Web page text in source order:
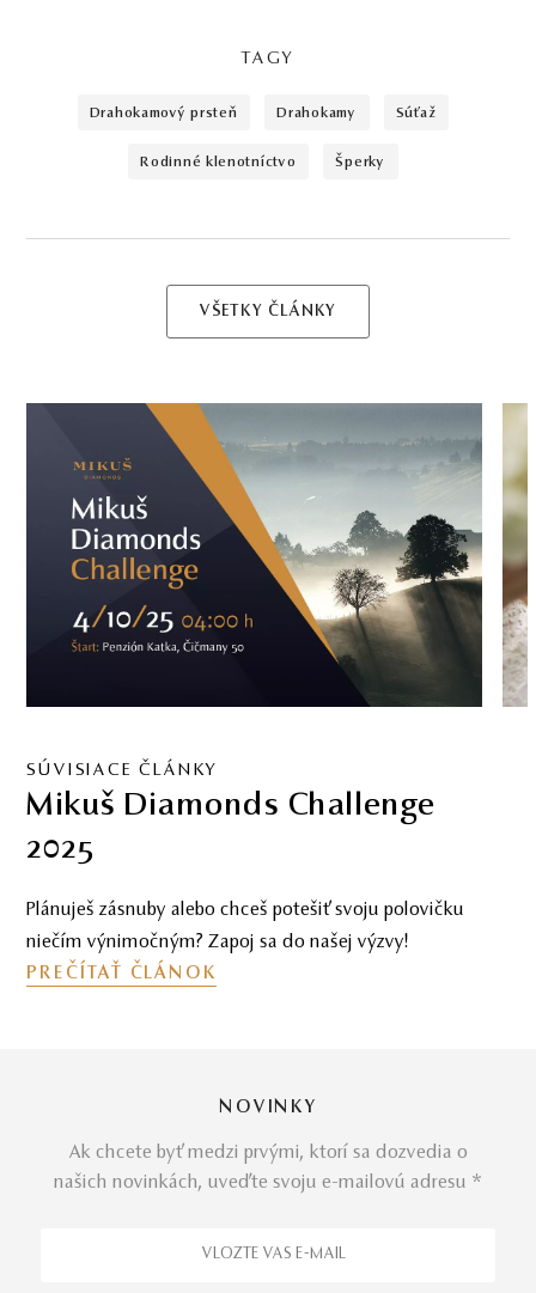
TAGY
drahokamový prsteň drahokamy súťaž
rodinné klenotníctvo šperky
VŠETKY ČLÁNKY
SÚVISIACE ČLÁNKY
Mikuš Diamonds Challenge
2025
Plánuješ zásnuby alebo chceš potešiť svoju polovičku
niečím výnimočným? Zapoj sa do našej výzvy!
PREČÍTAŤ ČLÁNOK
NOVINKY
Ak chcete byť medzi prvými, ktorí sa dozvedia o
našich novinkách, uveďte svoju e-mailovú adresu *